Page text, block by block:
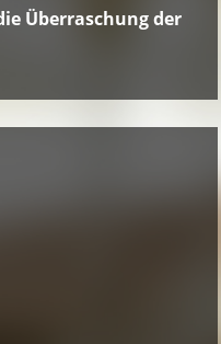
Überraschung der